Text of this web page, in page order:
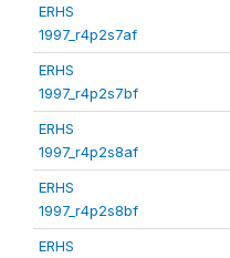
ERHS
1997_r4p2s7af
ERHS
1997_r4p2s7bf
ERHS
1997_r4p2s8af
ERHS
1997_r4p2s8bf
ERHS